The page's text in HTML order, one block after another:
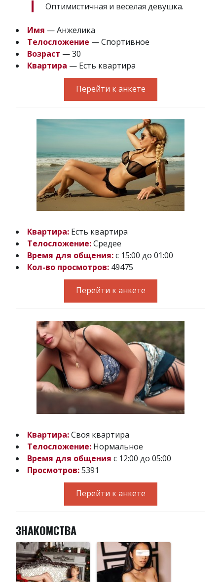
Оптимистичная и веселая девушка.
Имя — Анжелика
Телосложение — Спортивное
Возраст — 30
Квартира — Есть квартира
Перейти к анкете
Квартира: Есть квартира
Телосложение:Средее
Время для общения:с 15:00 до 01:00
Кол-во просмотров: 49475
Перейти к анкете
Квартира:Своя квартира
Телосложение: Нормальное
Время для общения с 12:00 до 05:00
Просмотров:5391
Перейти к анкете
ЗНАКОМСТВА